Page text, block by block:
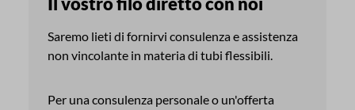
Saremo lieti di fornirvi consulenza e assistenza
non vincolante in materia di tubi flessibili.
Per una consulenza personale o un'offerta